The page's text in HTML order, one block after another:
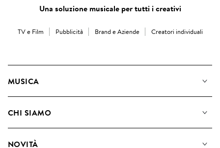
Una soluzione musicale per tutti i creativi
TV e Film Pubblicità Brand e Aziende Creatori individuali
MUSICA
Cerca
CHI SIAMO
NOVITÀ